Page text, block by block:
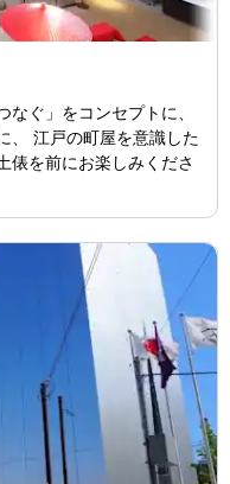
なぐ」をコンセプトに、
、 江戸の町屋を意識した
俵を前にお楽しみくださ